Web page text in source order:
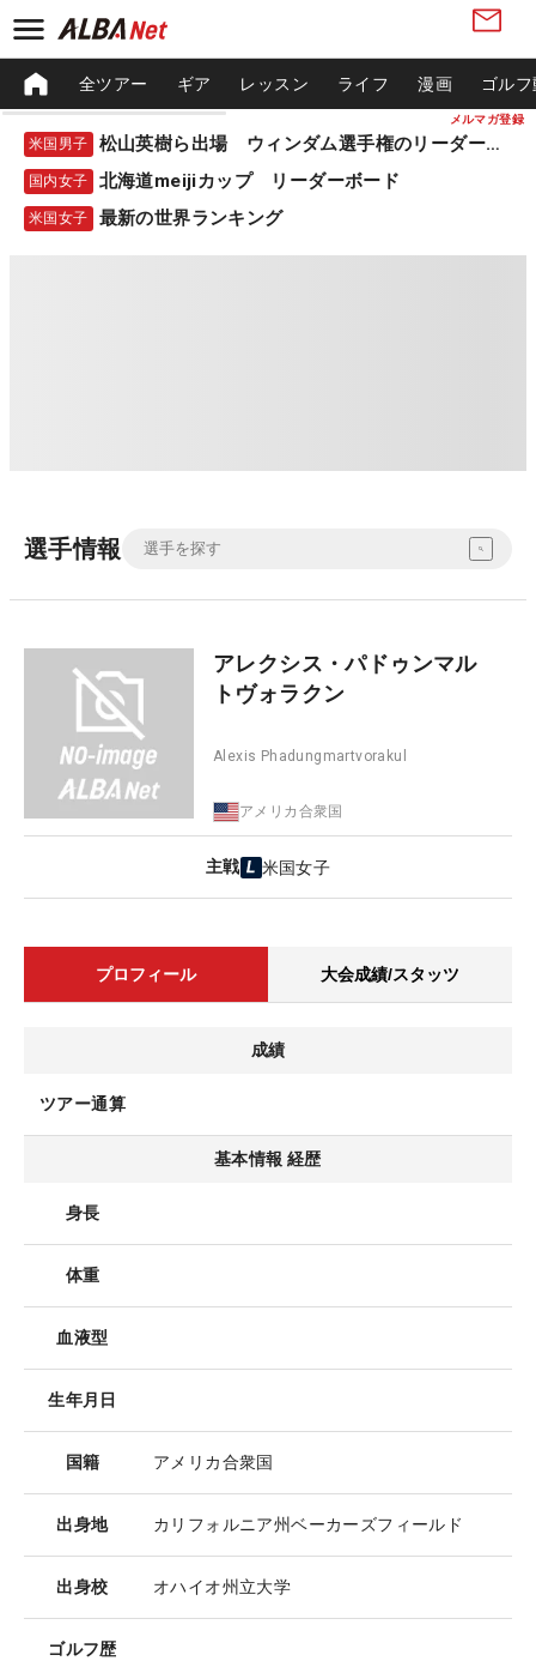
メルマガ登録
全ツアー ギア レッスン ライフ 漫画 ゴル
米国男子 松山英樹ら出場 ウィンダム選手権のリーダーボード
国内女子 北海道meijiカップ リーダーボード
米国女子 最新の世界ランキング
選手情報
アレクシス・パドゥンマル
トヴォラクン
Alexis Phadungmartvorakul
アメリカ合衆国
主戦 米国女子
プロフィール 大会成績/スタッツ
成績
ツアー通算
基本情報 経歴
身長
体重
血液型
生年月日
国籍 アメリカ合衆国
出身地 カリフォルニア州ベーカーズフィールド
出身校 オハイオ州立大学
ゴルフ歴